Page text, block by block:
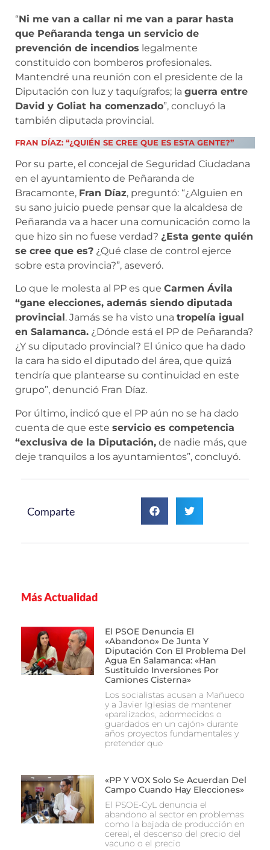
“Ni me van a callar ni me van a parar hasta
que Peñaranda tenga un servicio de
prevención de incendios legalmente
constituido con bomberos profesionales.
Mantendré una reunión con el presidente de la
Diputación con luz y taquígrafos; la guerra entre
David y Goliat ha comenzado”, concluyó la
también diputada provincial.
FRAN DÍAZ: “¿QUIÉN SE CREE QUE ES ESTA GENTE?”
Por su parte, el concejal de Seguridad Ciudadana
en el ayuntamiento de Peñaranda de
Bracamonte, Fran Díaz, preguntó: “¿Alguien en
su sano juicio puede pensar que la alcaldesa de
Peñaranda va a hacer una comunicación como la
que hizo sin no fuese verdad? ¿Esta gente quién
se cree que es? ¿Qué clase de control ejerce
sobre esta provincia?”, aseveró.
Lo que le molesta al PP es que Carmen Ávila
“gane elecciones, además siendo diputada
provincial . Jamás se ha visto una tropelía igual
en Salamanca. ¿Dónde está el PP de Peñaranda?
¿Y su diputado provincial? El único que ha dado
la cara ha sido el diputado del área, que quizá
tendría que plantearse su continuidad en este
grupo”, denunció Fran Díaz.
Por último, indicó que el PP aún no se ha dado
cuenta de que este servicio es competencia
“exclusiva de la Diputación, de nadie más, que
deje tranquilos a los ayuntamientos”, concluyó.
Comparte
Más Actualidad
El PSOE Denuncia El
«abandono» De Junta Y
Diputación Con El Problema Del
Agua En Salamanca: «Han
Sustituido Inversiones Por
Camiones Cisterna»
Los socialistas acusan a Mañueco
y a Javier Iglesias de mantener
«paralizados, adormecidos o
guardados en un cajón» durante
años proyectos fundamentales y
pretender que
«PP Y VOX Solo Se Acuerdan Del
Campo Cuando Hay Elecciones»
El PSOE-CyL denuncia el
abandono al sector en problemas
como la bajada de producción en
cereal, el descenso del precio del
vacuno o el precio